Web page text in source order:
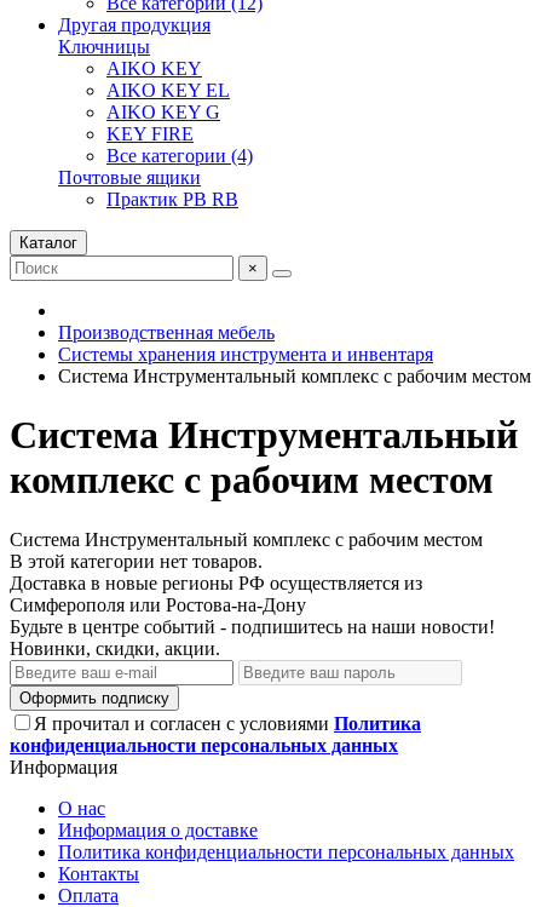
Другая продукция
Ключницы
AIKO KEY
AIKO KEY EL
AIKO KEY G
KEY FIRE
Все категории (4)
Почтовые ящики
Практик PB RB
Каталог
×
Производственная мебель
Системы хранения инструмента и инвентаря
Система Инструментальный комплекс с рабочим местом
Система Инструментальный
комплекс с рабочим местом
Система Инструментальный комплекс с рабочим местом
В этой категории нет товаров.
Доставка в новые регионы РФ осуществляется из
Симферополя или Ростова-на-Дону
Будьте в центре событий - подпишитесь на наши новости!
Новинки, скидки, акции.
Оформить подписку
Я прочитал и согласен с условиями Политика
конфиденциальности персональных данных
Информация
О нас
Информация о доставке
Политика конфиденциальности персональных данных
Контакты
Оплата